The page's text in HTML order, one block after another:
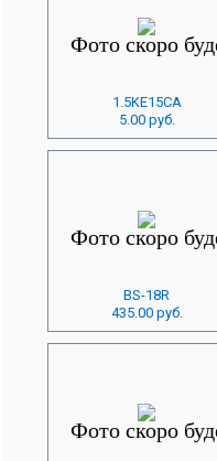
1.5KE15CA
5.00 руб.
BS-18R
435.00 руб.